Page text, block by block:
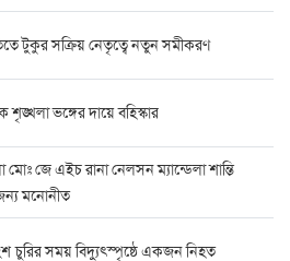
টুকুর সক্রিয় নেতৃত্বে নতুন সমীকরণ
ভঙ্গের দায়ে বহিস্কার
মোঃ জে এইচ রানা নেলসন ম্যান্ডেলা শান্তি
মনোনীত
চুরির সময় বিদ্যুৎস্পৃষ্ঠে একজন নিহত